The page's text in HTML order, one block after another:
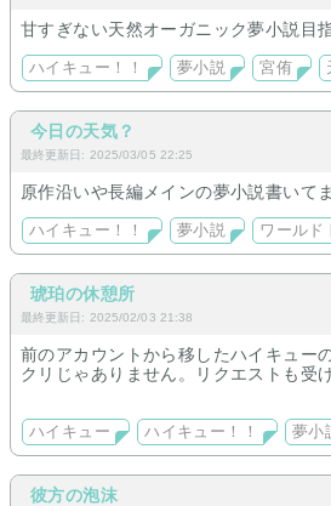
甘すぎない天然オーガニック夢小説目
ハイキュー！！ 夢小説 宮侑
今日の天気？
最終更新日: 2025/03/05 22:25
原作沿いや長編メインの夢小説書いて
ハイキュー！！ 夢小説 ワールド
琥珀の休憩所
最終更新日: 2025/02/03 21:38
前のアカウントから移したハイキュー
クリじゃありません。リクエストも受
ハイキュー ハイキュー！！ 夢小
彼方の泡沫